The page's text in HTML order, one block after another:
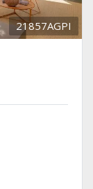
21857AGPI